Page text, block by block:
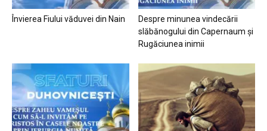
Învierea Fiului văduvei din Nain
Despre minunea vindecării
slăbănogului din Capernaum și
Rugăciunea inimii